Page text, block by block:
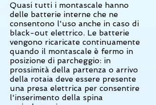
Quasi tutti i montascale hanno
delle batterie interne che ne
consentono l'uso anche in caso di
black-out elettrico. Le batterie
vengono ricaricate continuamente
quando il montascale è fermo in
posizione di parcheggio: in
prossimità della partenza o arrivo
della rotaia deve essere presente
una presa elettrica per consentire
l'inserimento della spina